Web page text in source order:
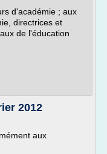
d'académie ; aux
directrices et
de l'éducation
2012
aux